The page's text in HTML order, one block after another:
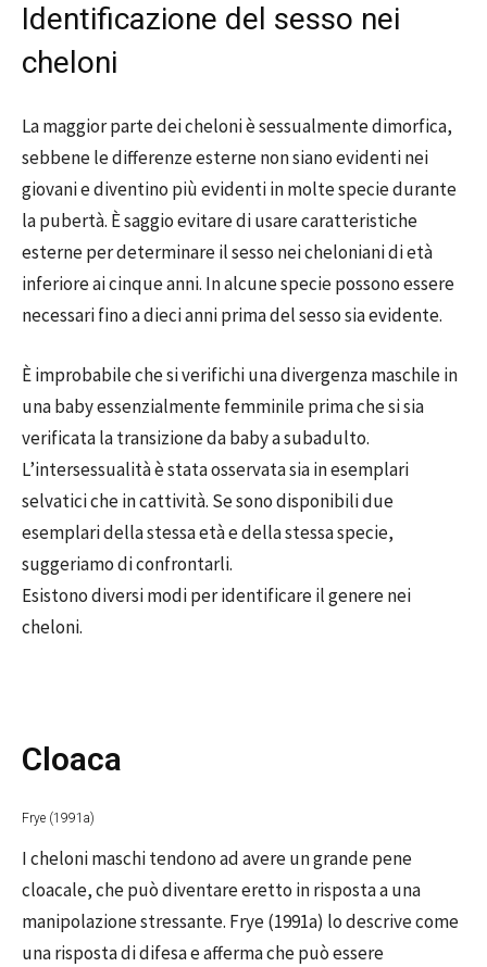
Identificazione del sesso nei
cheloni
La maggior parte dei cheloni è sessualmente dimorfica,
sebbene le differenze esterne non siano evidenti nei
giovani e diventino più evidenti in molte specie durante
la pubertà. È saggio evitare di usare caratteristiche
esterne per determinare il sesso nei cheloniani di età
inferiore ai cinque anni. In alcune specie possono essere
necessari fino a dieci anni prima del sesso sia evidente.
È improbabile che si verifichi una divergenza maschile in
una baby essenzialmente femminile prima che si sia
verificata la transizione da baby a subadulto.
L’intersessualità è stata osservata sia in esemplari
selvatici che in cattività. Se sono disponibili due
esemplari della stessa età e della stessa specie,
suggeriamo di confrontarli.
Esistono diversi modi per identificare il genere nei
cheloni.
Cloaca
Frye (1991a)
I cheloni maschi tendono ad avere un grande pene
cloacale, che può diventare eretto in risposta a una
manipolazione stressante. Frye (1991a) lo descrive come
una risposta di difesa e afferma che può essere